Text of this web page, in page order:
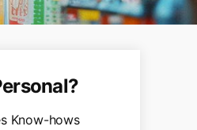
Know-hows